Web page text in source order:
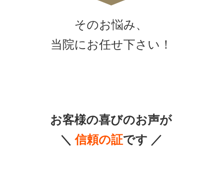
そのお悩み、
当院にお任せ下さい！
お客様の喜びのお声が
＼信頼の証です ／